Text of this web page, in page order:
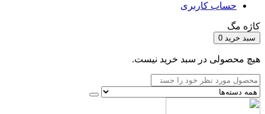
حساب کاربری
کاژه مگ
سبد خرید 0
هیچ محصولی در سبد خرید نیست.